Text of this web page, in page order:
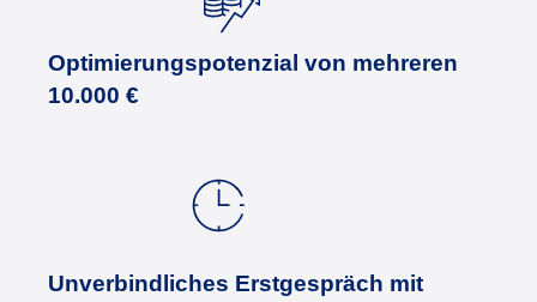
Optimierungspotenzial von mehreren
10.000 €
Unverbind liches Erstgespräch mit